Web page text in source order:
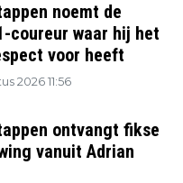
noemt de
coureur waar hij het
voor heeft
2026 11:56
ontvangt fikse
vanuit Adrian